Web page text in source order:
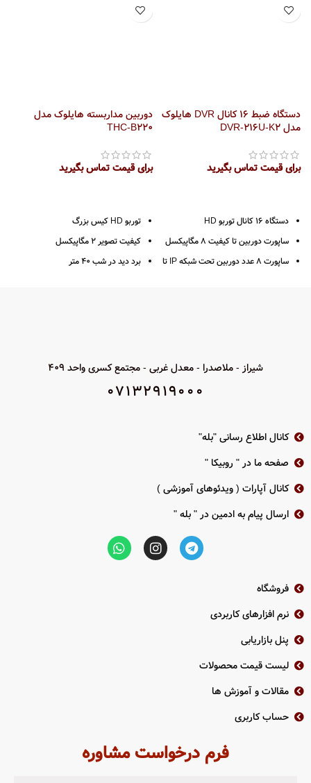
دستگاه ضبط 16 کانال DVR هایلوک
مدل DVR-216U-K2
برای قیمت تماس بگیرید
دستگاه 16 کانال توربو HD
ساپورت دوربین تا کیفیت 8 مگاپیکسل
ساپورت 8 عدد دوربین تحت شبکه IP تا
دوربین مداربسته هایلوک مدل
THC-B220
برای قیمت تماس بگیرید
توربو HD کیس بزرگ
کیفیت تصویر 2 مگاپیکسل
برد دید در شب 40 متر
فرمت های پشتیبانی
TVI/AHD/CVI/CVBS
دو سال گارانتی پارس ارتباط
شیراز - ملاصدرا - معدل غربی - مجتمع کسری واحد 409
07132919000
کانال اطلاع رسانی "بله"
صفحه ما در " روبیکا "
کانال آپارات ( ویدئوهای آموزشی )
ارسال پیام به ادمین در " بله "
فروشگاه
نرم افزارهای کاربردی
پنل بازاریابی
لیست قیمت محصولات
مقالات و آموزش ها
حساب کاربری
فرم درخواست مشاوره